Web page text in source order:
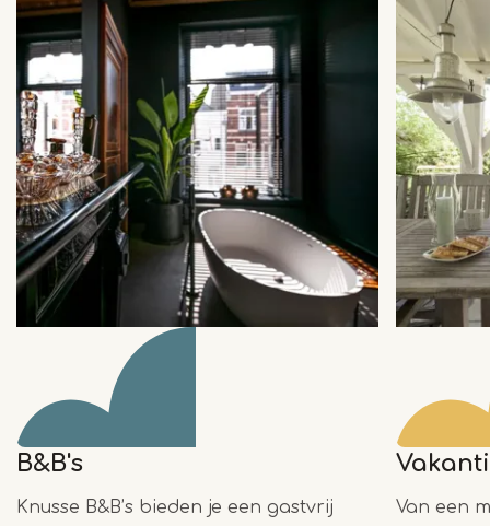
B&B's
Knusse B&B’s bieden je een gastvrij
Van een